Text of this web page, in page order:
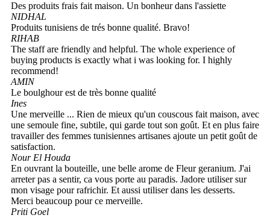
Des produits frais fait maison. Un bonheur dans l'assiette
NIDHAL
Produits tunisiens de trés bonne qualité. Bravo!
RIHAB
The staff are friendly and helpful. The whole experience of
buying products is exactly what i was looking for. I highly
recommend!
AMIN
Le boulghour est de très bonne qualité
Ines
Une merveille ... Rien de mieux qu'un couscous fait maison, avec
une semoule fine, subtile, qui garde tout son goût. Et en plus faire
travailler des femmes tunisiennes artisanes ajoute un petit goût de
satisfaction.
Nour El Houda
En ouvrant la bouteille, une belle arome de Fleur geranium. J'ai
arreter pas a sentir, ca vous porte au paradis. Jadore utiliser sur
mon visage pour rafrichir. Et aussi utiliser dans les desserts.
Merci beaucoup pour ce merveille.
Priti Goel